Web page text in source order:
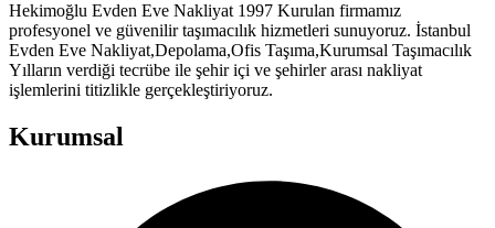
Hekimoğlu Evden Eve Nakliyat 1997 Kurulan firmamız
profesyonel ve güvenilir taşımacılık hizmetleri sunuyoruz. İstanbul
Evden Eve Nakliyat,Depolama,Ofis Taşıma,Kurumsal Taşımacılık
Yılların verdiği tecrübe ile şehir içi ve şehirler arası nakliyat
işlemlerini titizlikle gerçekleştiriyoruz.
Kurumsal